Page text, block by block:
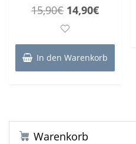
mit
15,90€ Ursprünglicher
Preis
war:
15,90€
14,90€Aktueller
ist:
14,90€.
In den Warenkorb
Warenkorb